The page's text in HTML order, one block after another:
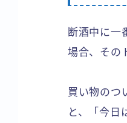
断酒中に一
場合、その
買い物のつ
と、「今日